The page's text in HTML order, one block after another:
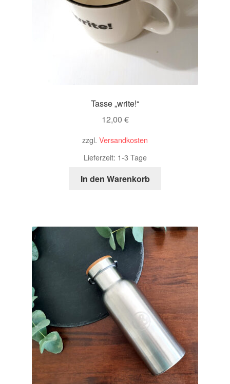
Versandkosten und -arten
Tasse „write!“
12,00 €
zzgl. Versandkosten
Lieferzeit: 1-3 Tage
In den Warenkorb